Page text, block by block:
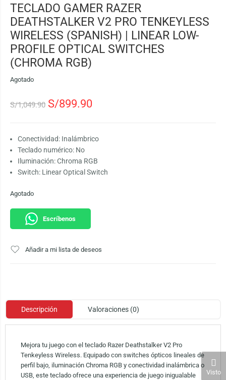
TECLADO GAMER RAZER
DEATHSTALKER V2 PRO TENKEYLESS
WIRELESS (SPANISH) | LINEAR LOW-
PROFILE OPTICAL SWITCHES
(CHROMA RGB)
Agotado
S/1,049.90 S/899.90
Conectividad: Inalámbrico
Teclado numérico: No
Iluminación: Chroma RGB
Switch: Linear Optical Switch
Agotado
Escríbenos
Añadir a mi lista de deseos
Descripción Valoraciones (0)
Mejora tu juego con el teclado Razer Deathstalker V2 Pro
Tenkeyless Wireless. Equipado con switches ópticos lineales de
perfil bajo, iluminación Chroma RGB y conectividad inalámbrica o
USB, este teclado ofrece una experiencia de juego inigualable
Visto